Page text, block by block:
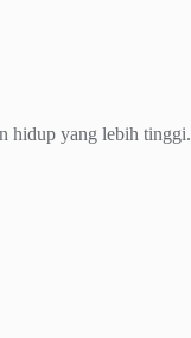
hidup yang lebih tinggi.